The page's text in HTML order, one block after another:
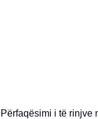
Përfaqësimi i të rinjve